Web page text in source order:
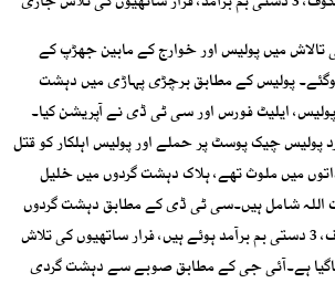
تالاش میں پولیس اور خوارج کے مابین جھڑپ کے
ہوگئے۔ پولیس کے مطابق برچڑی پہاڑی میں دہشت
ایلیٹ فورس اور سی ٹی ڈی نے آپریشن کیا۔
چیک پوسٹ پر حملے اور پولیس اہلکار کو قتل
میں ملوث تھے، ہلاک دہشت گردوں میں خلیل
اللہ شامل ہیں۔سی ٹی ڈی کے مطابق دہشت گردوں
کے قبضے سے 6 کلاشنکوف، 3 دستی بم برآمد ہوئے ہیں، فرار ساتھیوں کی تلاش
ہے۔آئی جی کے مطابق صوبے سے دہشت گردی